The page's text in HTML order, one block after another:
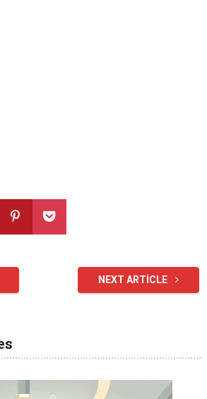
NEXT ARTICLE